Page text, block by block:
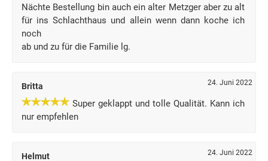
Nächte Bestellung bin auch ein alter Metzger aber zu alt
für ins Schlachthaus und allein wenn dann koche ich
noch
ab und zu für die Familie lg.
Britta 24. Juni 2022
Super geklappt und tolle Qualität. Kann ich
nur empfehlen
Helmut 24. Juni 2022